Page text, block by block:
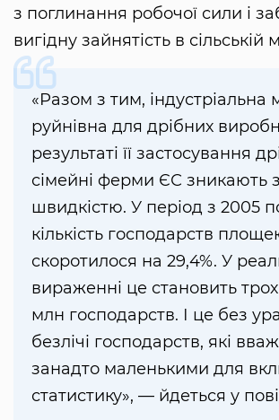
з поглинання робочої сили і
вигідну зайнятість в сільській
«Разом з тим, індустріальна
руйнівна для дрібних
результаті її застосування
сімейні ферми ЄС зникають
швидкістю. У період з 2005
кількість господарств
скоротилося на 29,4%. У
вираженні це становить
млн господарств. І це без
безлічі господарств, які
занадто маленькими для
статистику», — йдеться у